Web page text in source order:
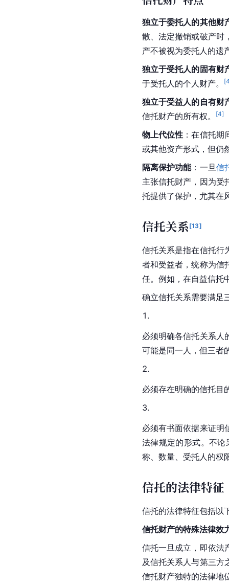
独立于委托人的其他财
散、法定撤销或破产时
产不被视为委托人的遗
独立于受托人的固有财
于受托人的个人财产。
[
独立于受益人的自有财
信托财产的所有权。
[4]
物上代位性 ：在信托
或其他资产形式，但仍
隔离保护功能：一旦信
主张信托财产，因为受
托提供了保护，尤其在
信托关系 [13]
信托关系是指在信托行
者和受益者，统称为信
任。例如，在自益信托
确立信托关系需要满足
必须明确各信托关系人
可能是同一人，但三者
必须存在明确的信托目
必须有书面依据来证明
法律规定的形式。不
称、数量、受托人的权
信托的法律特征
信托的法律特征包括以
信托财产的特殊法律效
信托一旦成立，即依法
及信托关系人与第三
信托财产独特的法律地